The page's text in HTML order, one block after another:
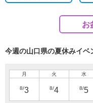
お
今週の山口県の夏休みイベ
月
8/3
火
8/4
水
8/5